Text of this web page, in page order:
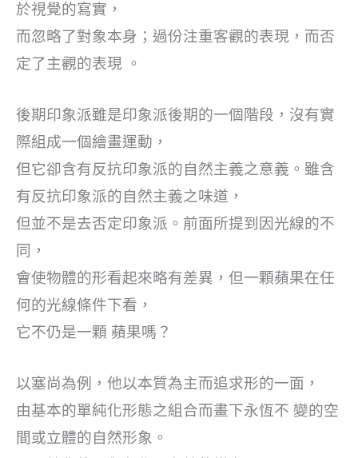
於視覺的寫實，
而忽略了對象本身；過份注重客觀的表現，而否
定了主觀的表現 。
後期印象派雖是印象派後期的一個階段，沒有實
際組成一個繪畫運動，
但它卻含有反抗印象派的自然主義之意義。雖含
有反抗印象派的自然主義之味道，
但並不是去否定印象派。前面所提到因光線的不
同，
會使物體的形看起來略有差異，但一顆蘋果在任
何的光線條件下看，
它不仍是一顆 蘋果嗎？
以塞尚為例，他以本質為主而追求形的一面，
由基本的單純化形態之組合而畫下永恆不 變的空
間或立體的自然形象。